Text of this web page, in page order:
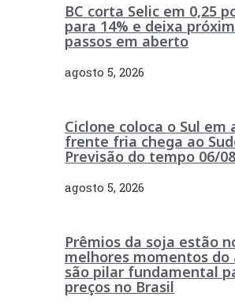
BC corta Selic em 0,25
para 14% e deixa
passos em aberto
agosto 5, 2026
Ciclone coloca o Sul em
frente fria chega ao
Previsão do tempo 06/
agosto 5, 2026
Prêmios da soja estão
melhores momentos do
são pilar fundamental
preços no Brasil